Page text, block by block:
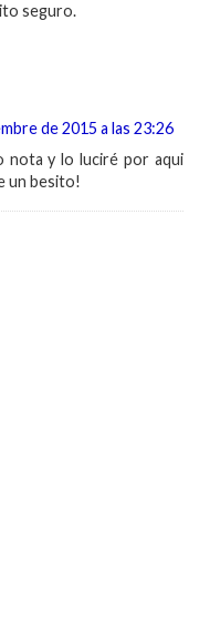
seguro.
de 2015 a las 23:26
nota y lo luciré por aqui
un besito!